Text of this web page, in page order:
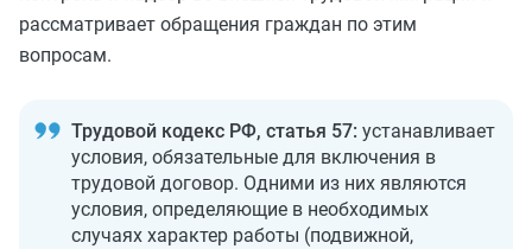
рассматривает обращения граждан по этим
вопросам.
Трудовой кодекс РФ, статья 57: устанавливает
условия, обязательные для включения в
трудовой договор. Одними из них являются
условия, определяющие в необходимых
случаях характер работы (подвижной,